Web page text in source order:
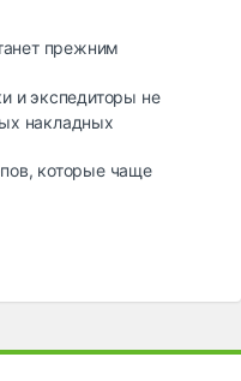
прежним
и экспедиторы не
накладных
которые чаще